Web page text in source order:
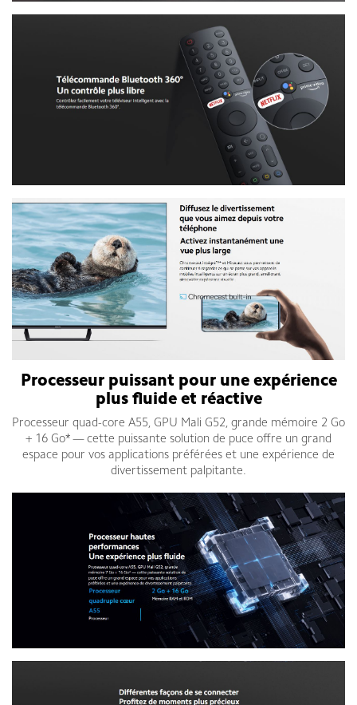
Processeur puissant pour une expérience
plus fluide et réactive
Processeur quad-core A55, GPU Mali G52, grande mémoire 2 Go
+ 16 Go* — cette puissante solution de puce offre un grand
espace pour vos applications préférées et une expérience de
divertissement palpitante.